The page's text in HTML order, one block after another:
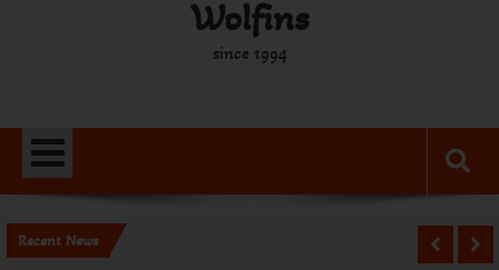
Wolfins
since 1994
Recent News